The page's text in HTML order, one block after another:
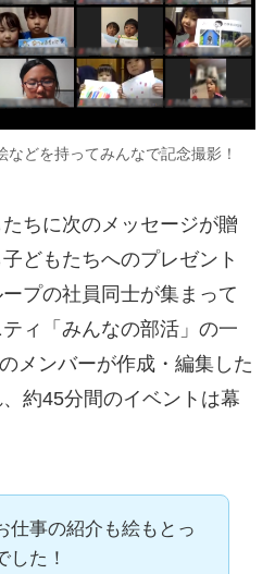
どを持ってみんなで記念撮影！
ちに次のメッセージが贈
どもたちへのプレゼント
プの社員同士が集まって
ィ「みんなの部活」の一
メンバーが作成・編集した
約45分間のイベントは幕
仕事の紹介も絵もとっ
した！